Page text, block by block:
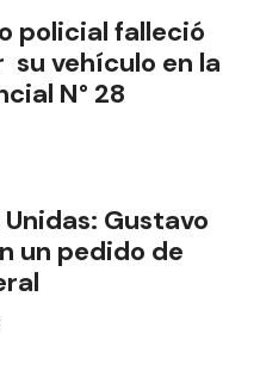
policial falleció
su vehículo en la
N° 28
Gustavo
un pedido de